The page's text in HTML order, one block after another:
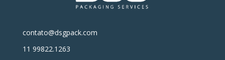
contato@dsgpack.com
11 99822.1263